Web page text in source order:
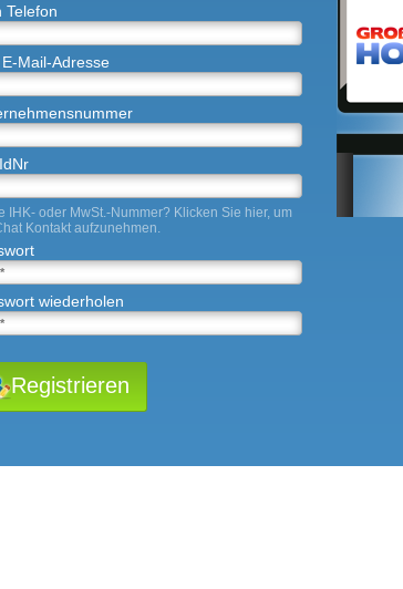
Telefon
Mail-Adresse
IHK- oder MwSt.-Nummer? Klicken Sie hier, um
Kontakt aufzunehmen.
wiederholen
Registrieren